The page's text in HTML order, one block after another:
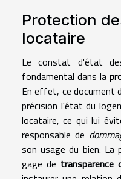
Protection
locataire
Le constat d'état
fondamental dans la
En effet, ce document
précision l'état du
locataire, ce qui lui
responsable de
son usage du bien.
gage de transparence